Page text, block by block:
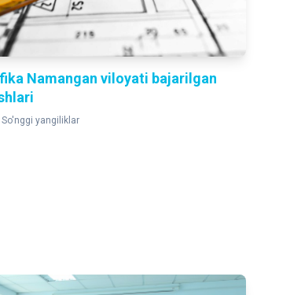
Namangan viloyati bajarilgan
So'nggi yangiliklar